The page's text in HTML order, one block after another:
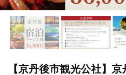
【京丹後市観光公社】